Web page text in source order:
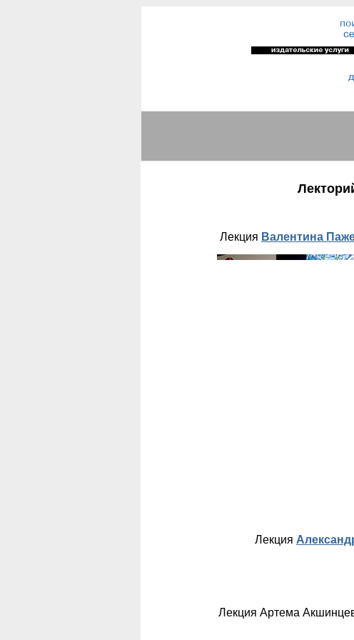
Лекция Валентина
Лекция
Лекция Артема